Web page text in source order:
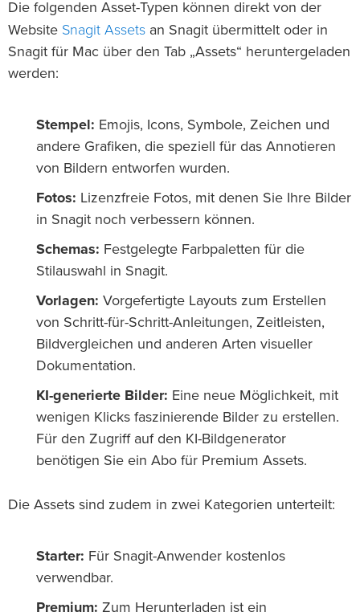
Die folgenden Asset-Typen können direkt von der
Website Snagit Assets an Snagit übermittelt oder in
Snagit für Mac über den Tab „Assets“ heruntergeladen
werden:
Stempel: Emojis, Icons, Symbole, Zeichen und
andere Grafiken, die speziell für das Annotieren
von Bildern entworfen wurden.
Fotos: Lizenzfreie Fotos, mit denen Sie Ihre Bilder
in Snagit noch verbessern können.
Schemas: Festgelegte Farbpaletten für die
Stilauswahl in Snagit.
Vorlagen: Vorgefertigte Layouts zum Erstellen
von Schritt-für-Schritt-Anleitungen, Zeitleisten,
Bildvergleichen und anderen Arten visueller
Dokumentation.
KI-generierte Bilder: Eine neue Möglichkeit, mit
wenigen Klicks faszinierende Bilder zu erstellen.
Für den Zugriff auf den KI-Bildgenerator
benötigen Sie ein Abo für Premium Assets.
Die Assets sind zudem in zwei Kategorien unterteilt:
Starter: Für Snagit-Anwender kostenlos
verwendbar.
Premium: Zum Herunterladen ist ein